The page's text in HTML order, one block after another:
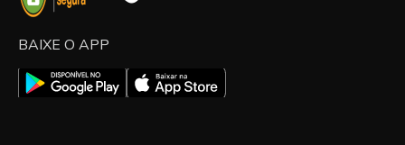
BAIXE O APP